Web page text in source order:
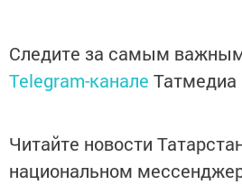
Следите за самым
Telegram-канале Татмедиа
Читайте новости
национальном